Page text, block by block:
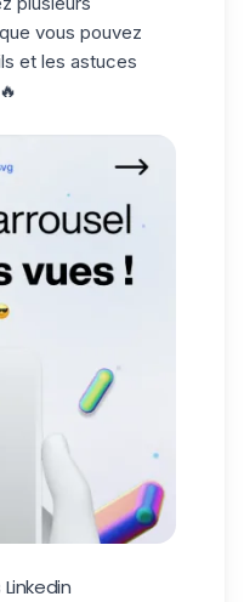
que vous pouvez
et les astuces